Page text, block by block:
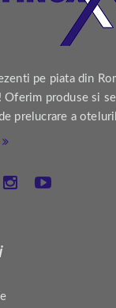
pe piata din
Oferim produse si
prelucrare a